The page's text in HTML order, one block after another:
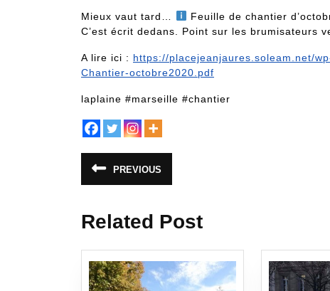
Mieux vaut tard…
Feuille de chantier
C’est écrit dedans. Point sur les brumisateurs
A lire ici : https://placejeanjaures.soleam.net/
Chantier-octobre2020.pdf
laplaine #marseille #chantier
Navigation
de
l’article
PREVIOUS
précédent
Related Post